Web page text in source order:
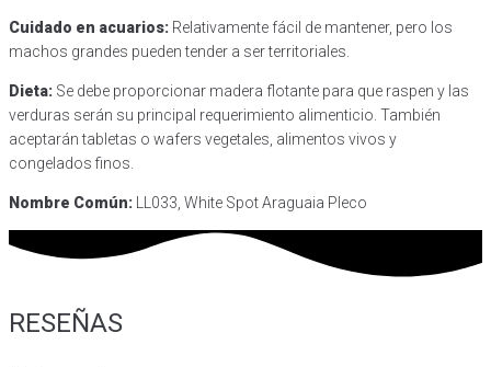
Cuidado en acuarios: Relativamente fácil de mantener, pero los
machos grandes pueden tender a ser territoriales.
Dieta: Se debe proporcionar madera flotante para que raspen y las
verduras serán su principal requerimiento alimenticio. También
aceptarán tabletas o wafers vegetales, alimentos vivos y
congelados finos.
Nombre Común: LL033, White Spot Araguaia Pleco
RESEÑAS